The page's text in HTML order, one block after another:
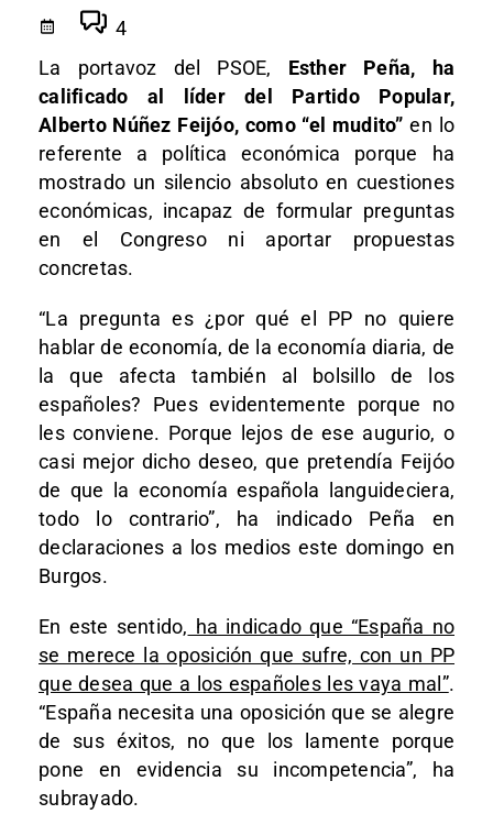
4
La portavoz del PSOE, Esther Peña, ha
calificado al líder del Partido Popular,
Alberto Núñez Feijóo, como “el mudito” en lo
referente a política económica porque ha
mostrado un silencio absoluto en cuestiones
económicas, incapaz de formular preguntas
en el Congreso ni aportar propuestas
concretas.
“La pregunta es ¿por qué el PP no quiere
hablar de economía, de la economía diaria, de
la que afecta también al bolsillo de los
españoles? Pues evidentemente porque no
les conviene. Porque lejos de ese augurio, o
casi mejor dicho deseo, que pretendía Feijóo
de que la economía española languideciera,
todo lo contrario”, ha indicado Peña en
declaraciones a los medios este domingo en
Burgos.
En este sentido, ha indicado que “España no
se merece la oposición que sufre, con un PP
que desea que a los españoles les vaya mal”.
“España necesita una oposición que se alegre
de sus éxitos, no que los lamente porque
pone en evidencia su incompetencia”, ha
subrayado.